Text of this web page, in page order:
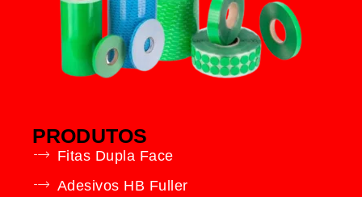
PRODUTOS
Fitas Dupla Face
Adesivos HB Fuller